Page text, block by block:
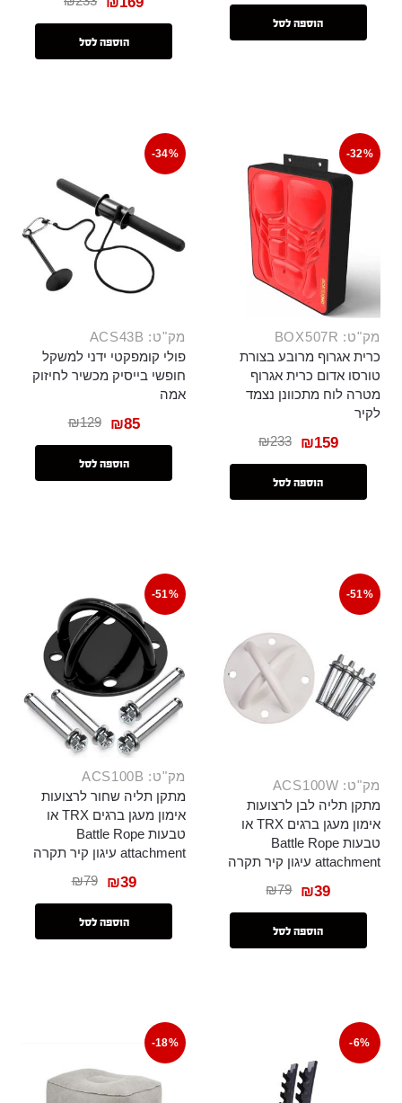
הוספה לסל
הוספה לסל
-32%
מק"ט: BOX507R
כרית אגרוף מרובע בצורת
טורסו אדום כרית אגרוף
מטרה לוח מתכוונן נצמד
לקיר
₪233 ₪159
הוספה לסל
-34%
מק"ט: ACS43B
פולי קומפקטי ידני למשקל
חופשי בייסיק מכשיר לחיזוק
אמה
₪129 ₪85
הוספה לסל
-51%
מק"ט: ACS100W
מתקן תליה לבן לרצועות
אימון מעגן ברגים TRX או
טבעות Battle Rope
attachment עיגון קיר תקרה
₪79 ₪39
הוספה לסל
-51%
מק"ט: ACS100B
מתקן תליה שחור לרצועות
אימון מעגן ברגים TRX או
טבעות Battle Rope
attachment עיגון קיר תקרה
₪79 ₪39
הוספה לסל
-6%
-18%